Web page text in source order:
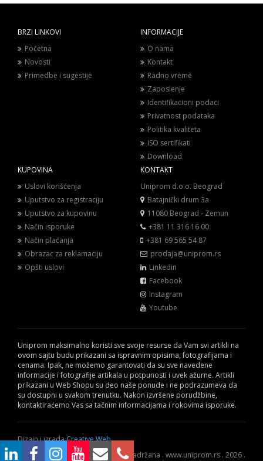
BRZI LINKOVI
Početna
Novosti
Primedbe i sugestije
INFORMACIJE
O nama
Kontakt
Radno vreme
Zaposlenje
Identifikacioni podaci
Privatnost podataka
Politika kvaliteta
ISO sertifikati
Download
KUPOVINA
Uslovi korišćenja
Uputstvo za registraciju
Uputstvo za kupovinu
Način isporuke
Način plaćanja
Obrazac za reklamaciju
Opšti uslovi
KONTAKT
Uniprom d.o.o. Beograd
Batajnički drum 3a
11080 Beograd - Zemun
+381 11 316 16 00
+381 69 565 54 87
prodaja@uniprom.rs
Linkedin
Facebook
Instagram
Youtube
Uniprom maksimalno koristi sve svoje resurse da Vam svi artikli na
ovom sajtu budu prikazani sa ispravnim opisima, fotografijama i
cenama. Ipak, ne možemo garantovati da su sve navedene
informacije i fotografije artikala u potpunosti i uvek ažurne. Artikli
prikazani u Web Shopu su deo naše ponude i ne podrazumeva da
su dostupni u svakom trenutku. Nakon izvršene porudžbine,
kontaktiraćemo Vas sa tačnim informacijama i rokovima isporuke.
Dizajn i izradaCreative Web
© Sva prava zadržana . www.uniprom.rs . 2026 .